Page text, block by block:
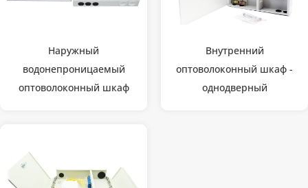
Наружный
водонепроницаемый
оптоволоконный шкаф
Внутренний
оптоволоконный шкаф -
однодверный